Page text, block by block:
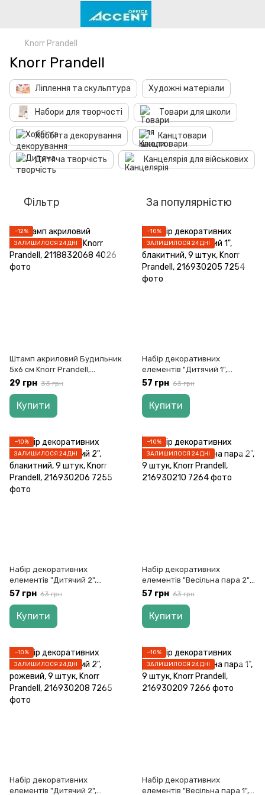
Knorr Prandell
Knorr Prandell
Ліплення та скульптура Художні матеріали
Набори для творчості Товари для школи
Хоббі та декорування Канцтовари
Дитяча творчість Канцелярія для військових
Фільтр За популярністю
−12%
ЗАЛИШИЛОСЯ 24 ДНІ
Штамп акриловий Будильник
5х6 см Knorr Prandell,
2118832068
29 грн 33 грн
Купити
−10%
ЗАЛИШИЛОСЯ 24 ДНІ
Набір декоративних
елементів "Дитячий 1",
блакитний, 9 штук, Knorr
57 грн 63 грн
Купити
−10%
ЗАЛИШИЛОСЯ 24 ДНІ
Набір декоративних
елементів "Дитячий 2",
блакитний, 9 штук, Knorr
57 грн 63 грн
Купити
−10%
ЗАЛИШИЛОСЯ 24 ДНІ
Набір декоративних
елементів "Весільна пара 2",
9 штук, Knorr Prandell,
57 грн 63 грн
Купити
−10%
ЗАЛИШИЛОСЯ 24 ДНІ
Набір декоративних
елементів "Дитячий 2",
−10%
ЗАЛИШИЛОСЯ 24 ДНІ
Набір декоративних
елементів "Весільна пара 1", 9